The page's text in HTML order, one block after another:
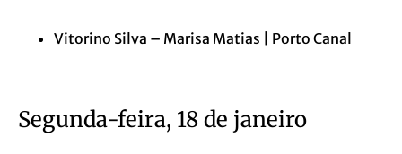
Vitorino Silva – Marisa Matias | Porto Canal
Segunda-feira, 18 de janeiro